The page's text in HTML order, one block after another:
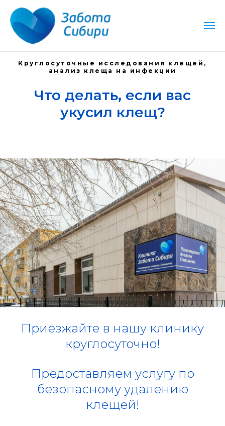
круглосуточно
Круглосуточные исследования клещей,
анализ клеща на инфекции
Что делать, если вас
укусил клещ?
Приезжайте в нашу клинику
круглосуточно!
Предоставляем услугу по
безопасному удалению
клещей!